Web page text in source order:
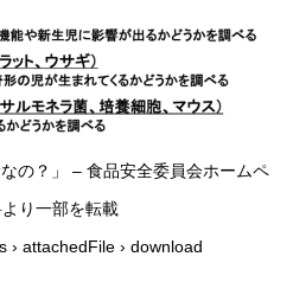
の？」 – 食品安全委員会ホームペ
り一部を転載
› attachedFile › download